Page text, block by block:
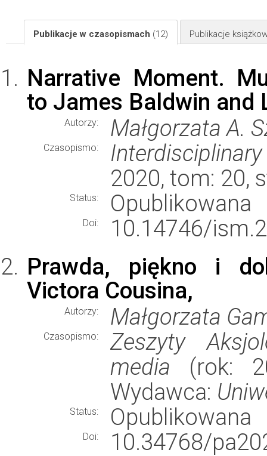
Publikacje w czasopismach (12) Publikacje
Narrative Moment.
to James Baldwin and
Autorzy: Małgorzata A.
Czasopismo:
2020, tom: 20,
Status: Opublikowana
Doi:
10.14746/
Prawda, piękno i
Victora Cousina,
Autorzy: Małgorzata
Czasopismo:
Zeszyty
media (rok:
Wydawca:
Status: Opublikowana
Doi:
10.34768/